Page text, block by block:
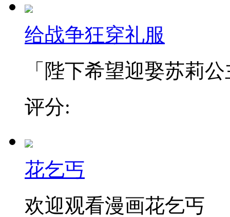
给战争狂穿礼服
「陛下希望迎娶苏莉
评分:
花乞丐
欢迎观看漫画花乞丐